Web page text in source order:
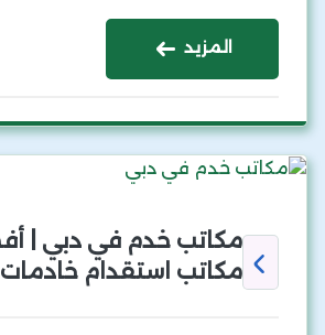
المزيد
مكاتب استقدام خادمات